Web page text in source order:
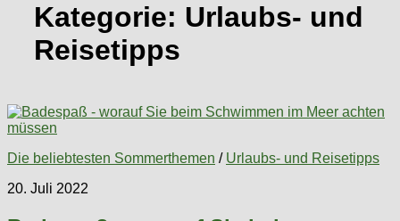
Kategorie: Urlaubs- und
Reisetipps
Die beliebtesten Sommerthemen / Urlaubs- und Reisetipps
20. Juli 2022